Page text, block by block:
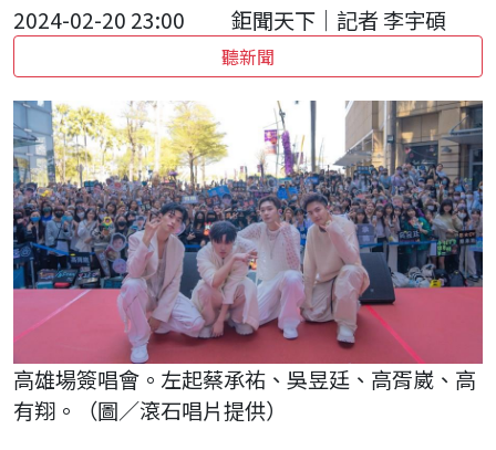
2024-02-20 23:00 鉅聞天下｜記者 李宇碩
聽新聞
高雄場簽唱會。左起蔡承祐、吳昱廷、高胥崴、高
有翔。（圖／滾石唱片提供）